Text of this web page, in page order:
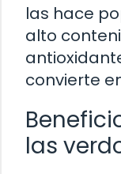
las hace
alto
convierte
las